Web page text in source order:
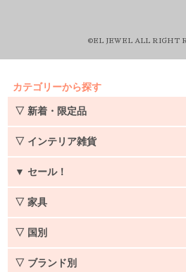
©EL JEWEL ALL RIGHT
カテゴリーから探す
▽ 新着・限定品
▽ インテリア雑貨
▼ セール！
▽ 家具
▽ 国別
▽ ブランド別